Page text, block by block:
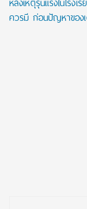
ควรมี ก่อนปัญหาของ